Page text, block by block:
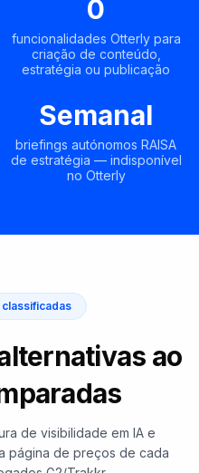
0
funcionalidades Otterly para
criação de conteúdo,
estratégia ou publicação
Semanal
briefings autónomos RAISA
de estratégia — indisponível
no Otterly
ao
de visibilidade em IA e
de preços de cada